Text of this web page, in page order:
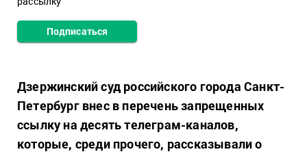
Подписаться
Дзержинский суд российского города Санкт-
Петербург внес в перечень запрещенных
ссылку на десять телеграм-каналов,
которые, среди прочего, рассказывали о